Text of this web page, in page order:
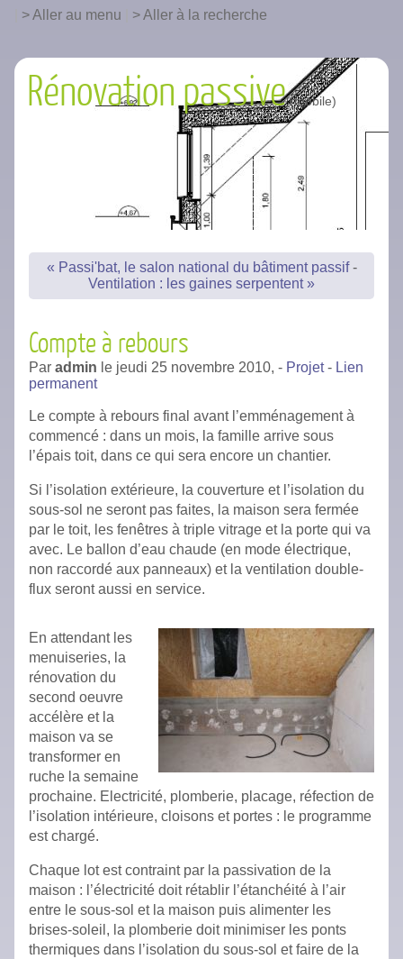
Rénovation passive
Aller au menu Aller à la recherche
« Passi'bat, le salon national du bâtiment passif -
Ventilation : les gaines serpentent »
Compte à rebours
Par admin le jeudi 25 novembre 2010, - Projet- Lien
permanent
Le compte à rebours final avant l’emménagement à
commencé : dans un mois, la famille arrive sous
l’épais toit, dans ce qui sera encore un chantier.
Si l’isolation extérieure, la couverture et l’isolation du
sous-sol ne seront pas faites, la maison sera fermée
par le toit, les fenêtres à triple vitrage et la porte qui va
avec. Le ballon d’eau chaude (en mode électrique,
non raccordé aux panneaux) et la ventilation double-
flux seront aussi en service.
En attendant les
menuiseries, la
rénovation du
second oeuvre
accélère et la
maison va se
transformer en
ruche la semaine
prochaine. Electricité, plomberie, placage, réfection de
l’isolation intérieure, cloisons et portes : le programme
est chargé.
Chaque lot est contraint par la passivation de la
maison : l’électricité doit rétablir l’étanchéité à l’air
entre le sous-sol et la maison puis alimenter les
brises-soleil, la plomberie doit minimiser les ponts
thermiques dans l’isolation du sous-sol et faire de la